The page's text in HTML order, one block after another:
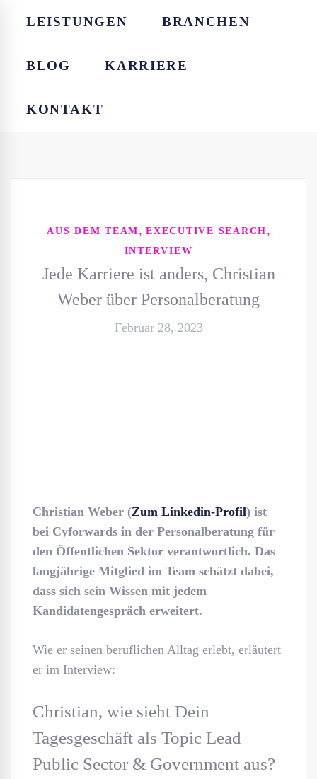
LEISTUNGEN BRANCHEN
BLOG KARRIERE
KONTAKT
AUS DEM TEAM , EXECUTIVE SEARCH ,
INTERVIEW
Jede Karriere ist anders, Christian
Weber über Personalberatung
Februar 28, 2023
Christian Weber (Zum Linkedin-Profil) ist
bei Cyforwards in der Personalberatung für
den Öffentlichen Sektor verantwortlich. Das
langjährige Mitglied im Team schätzt dabei,
dass sich sein Wissen mit jedem
Kandidatengespräch erweitert.
Wie er seinen beruflichen Alltag erlebt, erläutert
er im Interview:
Christian, wie sieht Dein
Tagesgeschäft als Topic Lead
Public Sector & Government aus?